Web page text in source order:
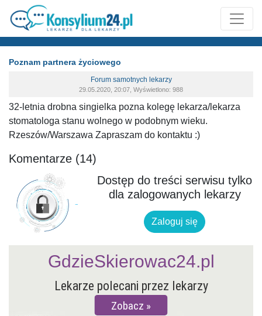
Poznam partnera życiowego
Forum samotnych lekarzy
29.05.2020, 20:07, Wyświetlono: 988
32-letnia drobna singielka pozna kolegę lekarza/lekarza
stomatologa stanu wolnego w podobnym wieku.
Rzeszów/Warszawa Zapraszam do kontaktu :)
Komentarze (14)
Dostęp do treści serwisu tylko
dla zalogowanych lekarzy
Zaloguj się
Lekarze polecani przez lekarzy
Zobacz
GdzieSkierowac24.pl